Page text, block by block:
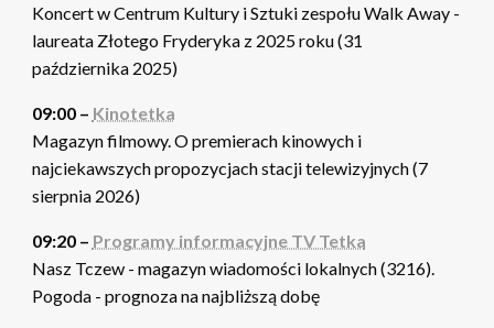
Koncert w Centrum Kultury i Sztuki zespołu Walk Away -
laureata Złotego Fryderyka z 2025 roku (31
października 2025)
09:00 – Kinotetka
Magazyn filmowy. O premierach kinowych i
najciekawszych propozycjach stacji telewizyjnych (7
sierpnia 2026)
09:20 – Programy informacyjne TV Tetka
Nasz Tczew - magazyn wiadomości lokalnych (3216).
Pogoda - prognoza na najbliższą dobę